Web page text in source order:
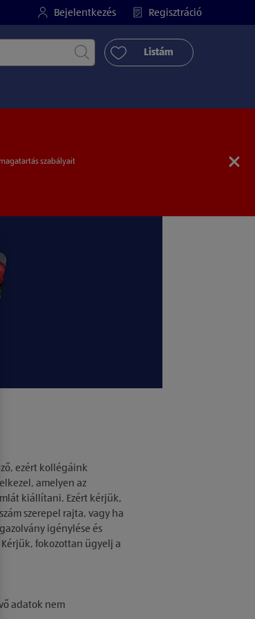
Bejelentkezés Regisztráció
Keresés indítása
Listám
szabályait
ezért kollégáink
amelyen az
kiállítani. Ezért kérjük,
szerepel rajta, vagy ha
igénylése és
fokozottan ügyelj a
adatok nem